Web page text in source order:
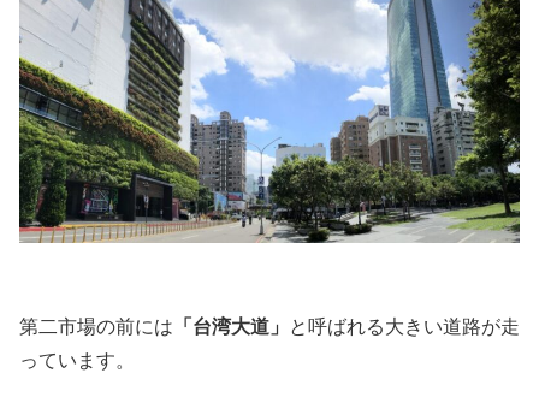
第二市場の前には 「台湾大道」
と呼ばれる大きい道路が走
っています。